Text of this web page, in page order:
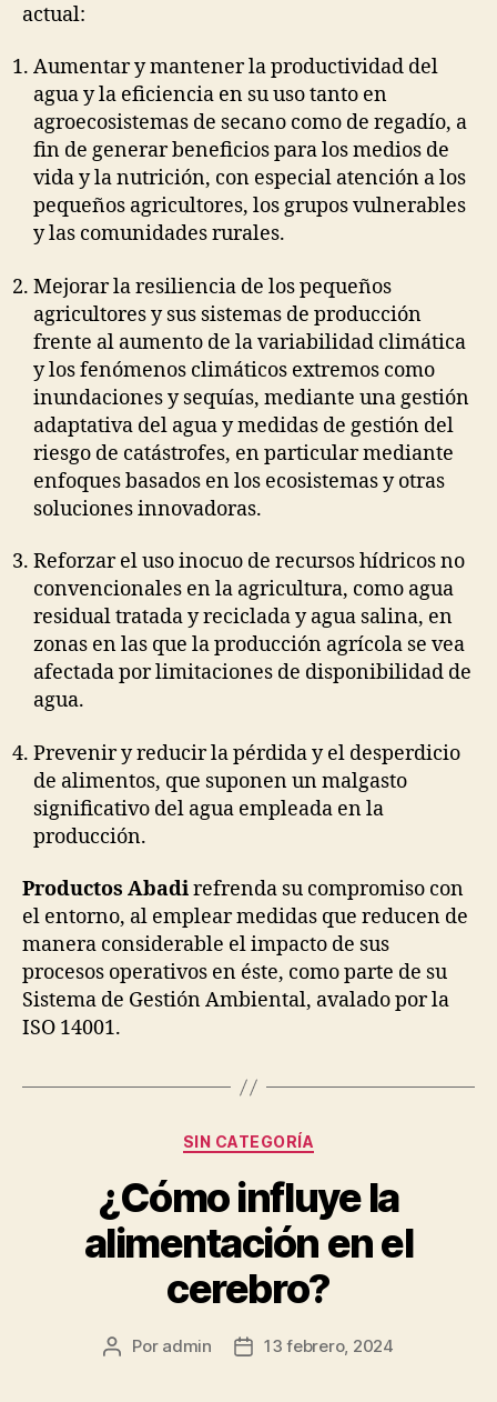
actual:
Aumentar y mantener la productividad del
agua y la eficiencia en su uso tanto en
agroecosistemas de secano como de regadío, a
fin de generar beneficios para los medios de
vida y la nutrición, con especial atención a los
pequeños agricultores, los grupos vulnerables
y las comunidades rurales.
Mejorar la resiliencia de los pequeños
agricultores y sus sistemas de producción
frente al aumento de la variabilidad climática
y los fenómenos climáticos extremos como
inundaciones y sequías, mediante una gestión
adaptativa del agua y medidas de gestión del
riesgo de catástrofes, en particular mediante
enfoques basados en los ecosistemas y otras
soluciones innovadoras.
Reforzar el uso inocuo de recursos hídricos no
convencionales en la agricultura, como agua
residual tratada y reciclada y agua salina, en
zonas en las que la producción agrícola se vea
afectada por limitaciones de disponibilidad de
agua.
Prevenir y reducir la pérdida y el desperdicio
de alimentos, que suponen un malgasto
significativo del agua empleada en la
producción.
Productos Abadirefrenda su compromiso con
el entorno, al emplear medidas que reducen de
manera considerable el impacto de sus
procesos operativos en éste, como parte de su
Sistema de Gestión Ambiental, avalado por la
ISO 14001.
Categorías
SIN CATEGORÍA
¿Cómo influye la
alimentación en el
cerebro?
Autor
Por admin
Fecha13 febrero, 2024